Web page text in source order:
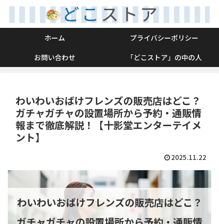
ホーム
プライバシーポリシー
お問い合わせ
「どこストア」の中の人
わいわいおばけフレンズの販売店はどこ？
ガチャガチャの設置場所から予約・通販情
報まで徹底解説！【十影堂エンターテイメ
ント】
2025.11.22
わいわいおばけフレンズの販売店はどこ？